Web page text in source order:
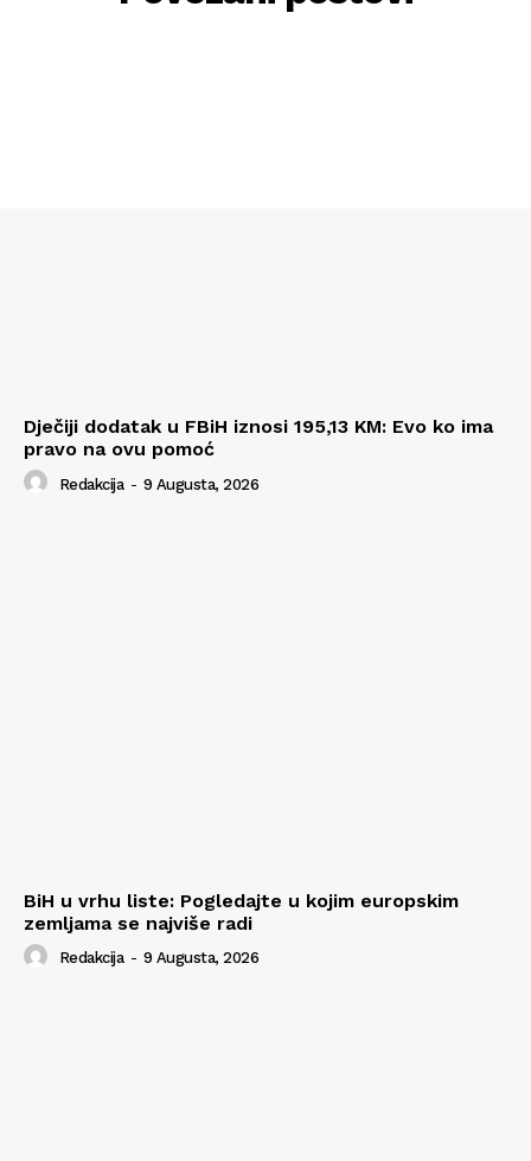
Dječiji dodatak u FBiH iznosi 195,13 KM: Evo ko ima
pravo na ovu pomoć
Redakcija - 9 Augusta, 2026
BiH u vrhu liste: Pogledajte u kojim europskim
zemljama se najviše radi
Redakcija - 9 Augusta, 2026